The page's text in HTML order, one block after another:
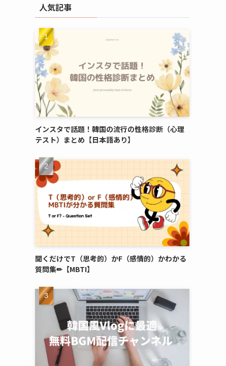
人気記事
インスタで話題！韓国の流行の性格診断（心理
テスト）まとめ【日本語あり】
聞くだけでT（思考的）かF（感情的）かわかる
質問集✏︎【MBTI】